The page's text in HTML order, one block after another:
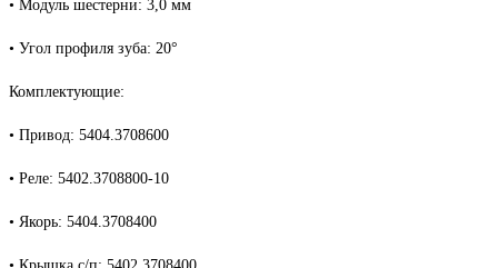
• Модуль шестерни: 3,0 мм
• Угол профиля зуба: 20°
Комплектующие:
• Привод: 5404.3708600
• Реле: 5402.3708800-10
• Якорь: 5404.3708400